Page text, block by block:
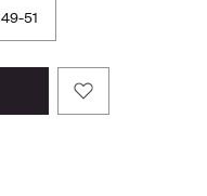
49-51